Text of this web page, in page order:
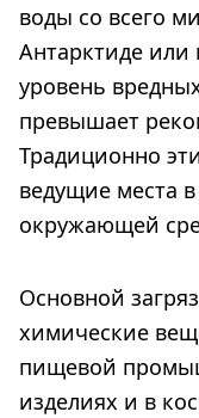
воды со всего
Антарктиде или
уровень
превышает
Традиционно
ведущие места
окружающей
Основной
химические
пищевой
изделиях и в